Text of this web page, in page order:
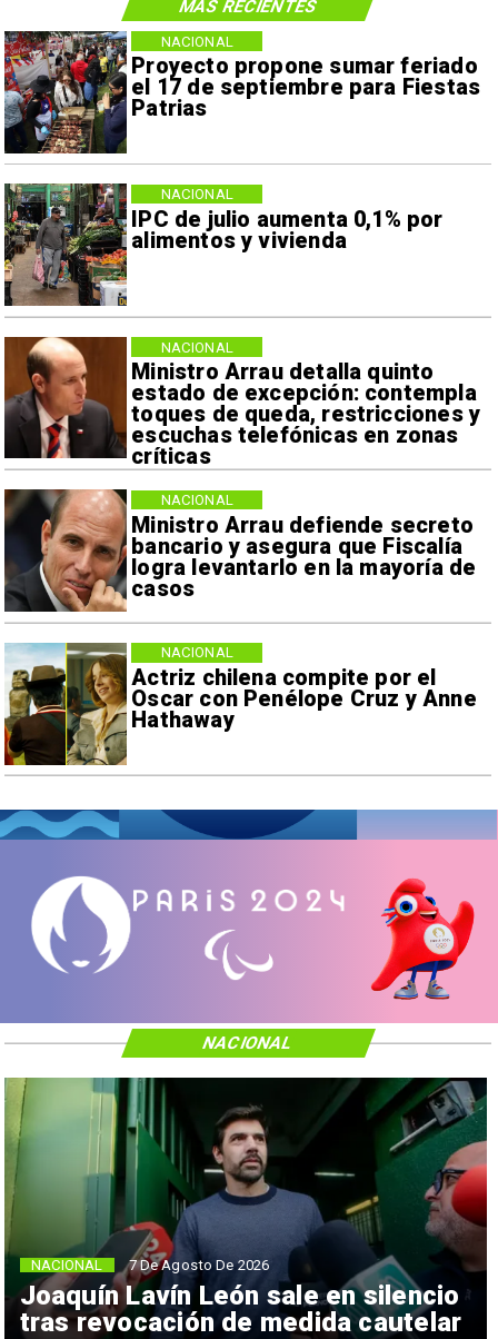
Proyecto propone sumar feriado
el 17 de septiembre para Fiestas
Patrias
NACIONAL
IPC de julio aumenta 0,1% por
alimentos y vivienda
NACIONAL
Ministro Arrau detalla quinto
estado de excepción: contempla
toques de queda, restricciones y
escuchas telefónicas en zonas
críticas
NACIONAL
Ministro Arrau defiende secreto
bancario y asegura que Fiscalía
logra levantarlo en la mayoría de
casos
NACIONAL
Actriz chilena compite por el
Oscar con Penélope Cruz y Anne
Hathaway
NACIONAL
MÁS RECIENTES
Joaquín Lavín León sale en silencio
tras revocación de medida cautelar
NACIONAL 7 De Agosto De 2026
NACIONAL